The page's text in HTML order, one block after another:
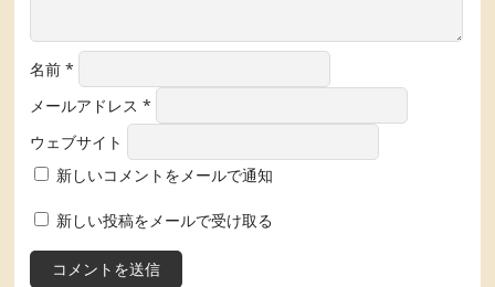
名前*
メールアドレス*
ウェブサイト
新しいコメントをメールで通知
新しい投稿をメールで受け取る